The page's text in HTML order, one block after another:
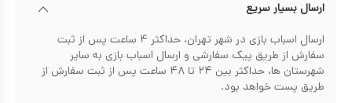
ارسال بسیار سریع
ارسال اسباب بازی در شهر تهران، حداکثر ۴ ساعت پس از ثبت
سفارش از طریق پیک سفارشی و ارسال اسباب بازی به سایر
شهرستان ها، حداکثر بین ۲۴ تا ۴۸ ساعت پس از ثبت سفارش از
طریق پست خواهد بود.